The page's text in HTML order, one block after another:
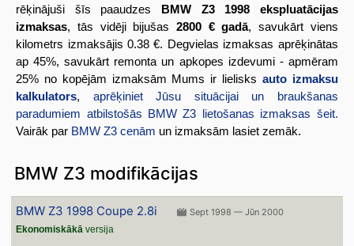
rēķinājuši šīs paaudzes BMW Z3 1998 ekspluatācijas
izmaksas, tās vidēji bijušas 2800 € gadā, savukārt viens
kilometrs izmaksājis 0.38 €. Degvielas izmaksas aprēķinātas
ap 45%, savukārt remonta un apkopes izdevumi - apmēram
25% no kopējām izmaksām Mums ir lielisks auto izmaksu
kalkulators, aprēķiniet Jūsu situācijai un braukšanas
paradumiem atbilstošās BMW Z3 lietošanas izmaksas šeit.
Vairāk par BMW Z3 cenām un izmaksām lasiet zemāk.
BMW Z3 modifikācijas
BMW Z3 1998 Coupe 2.8i
Sept 1998 — Jūn 2000
Ekonomiskākāversija